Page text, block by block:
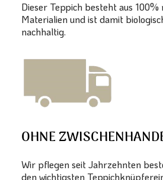
Dieser Teppich besteht aus
Materialien und ist damit
nachhaltig.
OHNE
Wir pflegen seit Jahrzehnten
den wichtigsten